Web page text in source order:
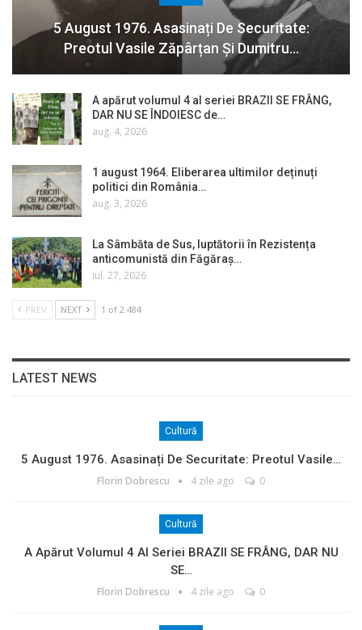
5 August 1976. Asasinați De Securitate:
Preotul Vasile Zăpârțan Și Dumitru…
A apărut volumul 4 al seriei BRAZII SE FRÂNG,
DAR NU SE ÎNDOIESC de…
aug. 4, 2026
1 august 1964. Eliberarea ultimilor deținuți
politici din România…
aug. 3, 2026
La Sâmbăta de Sus, luptătorii în Rezistența
anticomunistă din Făgăraș…
iul. 27, 2026
PREV NEXT 1 of 2.484
LATEST NEWS
Cultură
5 August 1976. Asasinați De Securitate: Preotul Vasile…
Florin Dobrescu 4 zile ago 0
Cultură
A Apărut Volumul 4 Al Seriei BRAZII SE FRÂNG, DAR NU
SE…
Florin Dobrescu 4 zile ago 0